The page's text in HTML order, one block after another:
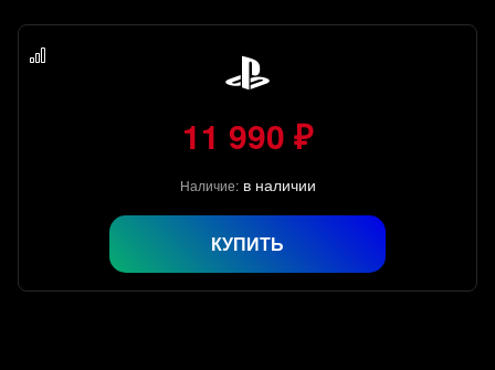
11 990 ₽
Наличие: в наличии
КУПИТЬ